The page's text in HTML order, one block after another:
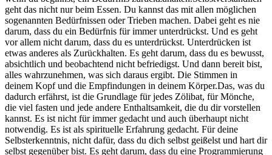
geht das nicht nur beim Essen. Du kannst das mit allen möglichen
sogenannten Bedürfnissen oder Trieben machen. Dabei geht es nie
darum, dass du ein Bedürfnis für immer unterdrückst. Und es geht
vor allem nicht darum, dass du es unterdrückst. Unterdrücken ist
etwas anderes als Zurückhalten. Es geht darum, dass du es bewusst,
absichtlich und beobachtend nicht befriedigst. Und dann bereit bist,
alles wahrzunehmen, was sich daraus ergibt. Die Stimmen in
deinem Kopf und die Empfindungen in deinem Körper.Das, was du
dadurch erfährst, ist die Grundlage für jedes Zölibat, für Mönche,
die viel fasten und jede andere Enthaltsamkeit, die du dir vorstellen
kannst. Es ist nicht für immer gedacht und auch überhaupt nicht
notwendig. Es ist als spirituelle Erfahrung gedacht. Für deine
Selbsterkenntnis, nicht dafür, dass du dich selbst geißelst und hart dir
selbst gegenüber bist. Es geht darum, dass du eine Programmierung